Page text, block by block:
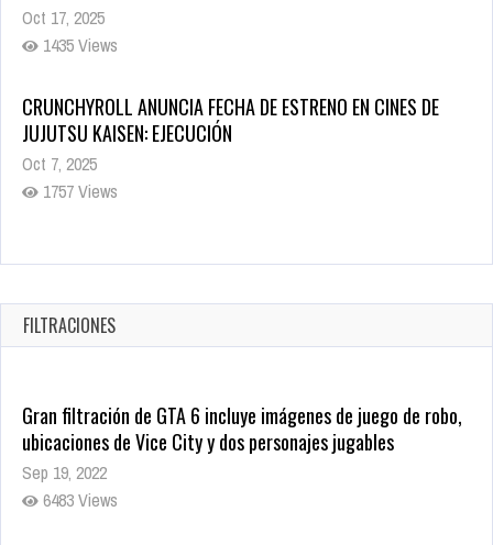
JUJUTSU KAISEN: EJECUCIÓN
Oct 7, 2025
5 Películas de Terror Basadas en la Vida Real que te Helarán
la Sangre
Oct 22, 2025
FILTRACIONES
Gran filtración de GTA 6 incluye imágenes de juego de robo,
ubicaciones de Vice City y dos personajes jugables
Sep 19, 2022
6483 Views